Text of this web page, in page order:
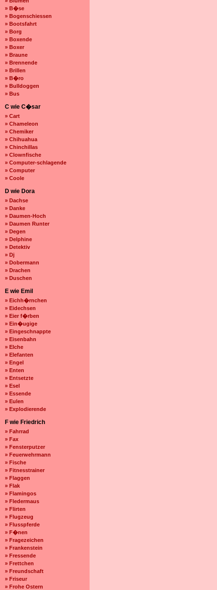
» B�se
» Bogenschiessen
» Bootsfahrt
» Borg
» Boxende
» Boxer
» Braune
» Brennende
» Brillen
» B�ro
» Bulldoggen
» Bus
C wie C�sar
» Cart
» Chameleon
» Chemiker
» Chihuahua
» Chinchillas
» Clownfische
» Computer-schlagende
» Computer
» Coole
D wie Dora
» Dachse
» Danke
» Daumen-Hoch
» Daumen Runter
» Degen
» Delphine
» Detektiv
» Dj
» Dobermann
» Drachen
» Duschen
E wie Emil
» Eichh�rnchen
» Eidechsen
» Eier f�rben
» Ein�ugige
» Eingeschnappte
» Eisenbahn
» Elche
» Elefanten
» Engel
» Enten
» Entsetzte
» Esel
» Essende
» Eulen
» Explodierende
F wie Friedrich
» Fahrrad
» Fax
» Fensterputzer
» Feuerwehrmann
» Fische
» Fitnesstrainer
» Flaggen
» Flak
» Flamingos
» Fledermaus
» Flirten
» Flugzeug
» Flusspferde
» F�nen
» Fragezeichen
» Frankenstein
» Fressende
» Frettchen
» Freundschaft
» Friseur
» Frohe Ostern